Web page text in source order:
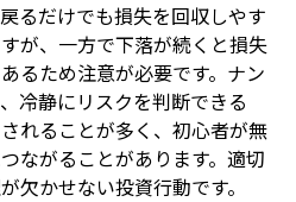
るだけでも損失を回収しやす
が、一方で下落が続くと損失
るため注意が必要です。ナン
冷静にリスクを判断できる
れることが多く、初心者が無
ながることがあります。適切
欠かせない投資行動です。